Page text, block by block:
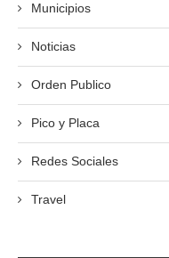
Municipios
Noticias
Orden Publico
Pico y Placa
Redes Sociales
Travel